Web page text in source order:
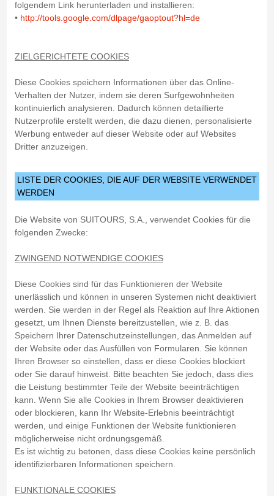
folgendem Link herunterladen und installieren:
• http://tools.google.com/dlpage/gaoptout?hl=de
ZIELGERICHTETE COOKIES
Diese Cookies speichern Informationen über das Online-
Verhalten der Nutzer, indem sie deren Surfgewohnheiten
kontinuierlich analysieren. Dadurch können detaillierte
Nutzerprofile erstellt werden, die dazu dienen, personalisierte
Werbung entweder auf dieser Website oder auf Websites
Dritter anzuzeigen.
LISTE DER COOKIES, DIE AUF DER WEBSITE VERWENDET
WERDEN
Die Website von SUITOURS, S.A., verwendet Cookies für die
folgenden Zwecke:
ZWINGEND NOTWENDIGE COOKIES
Diese Cookies sind für das Funktionieren der Website
unerlässlich und können in unseren Systemen nicht deaktiviert
werden. Sie werden in der Regel als Reaktion auf Ihre Aktionen
gesetzt, um Ihnen Dienste bereitzustellen, wie z. B. das
Speichern Ihrer Datenschutzeinstellungen, das Anmelden auf
der Website oder das Ausfüllen von Formularen. Sie können
Ihren Browser so einstellen, dass er diese Cookies blockiert
oder Sie darauf hinweist. Bitte beachten Sie jedoch, dass dies
die Leistung bestimmter Teile der Website beeinträchtigen
kann. Wenn Sie alle Cookies in Ihrem Browser deaktivieren
oder blockieren, kann Ihr Website-Erlebnis beeinträchtigt
werden, und einige Funktionen der Website funktionieren
möglicherweise nicht ordnungsgemäß.
Es ist wichtig zu betonen, dass diese Cookies keine persönlich
identifizierbaren Informationen speichern.
FUNKTIONALE COOKIES